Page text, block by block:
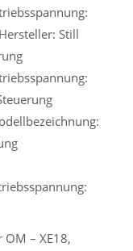
Still
– XE18,